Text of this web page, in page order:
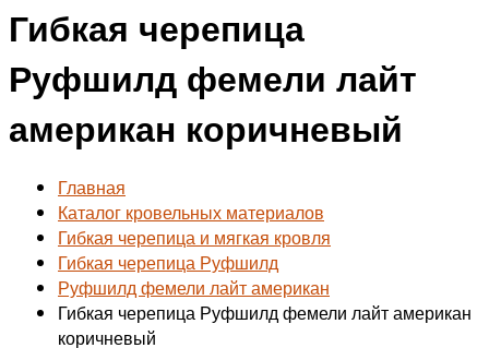
Гибкая черепица
Руфшилд фемели лайт
американ коричневый
Главная
Каталог кровельных материалов
Гибкая черепица и мягкая кровля
Гибкая черепица Руфшилд
Руфшилд фемели лайт американ
Гибкая черепица Руфшилд фемели лайт американ
коричневый